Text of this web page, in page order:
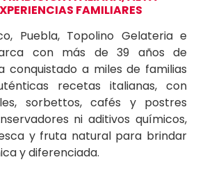
FAMILIARES
Puebla, Topolino Gelateria e
con más de 39 años de
conquistado a miles de familias
recetas italianas, con
sorbettos, cafés y postres
ni aditivos químicos,
y fruta natural para brindar
y diferenciada.